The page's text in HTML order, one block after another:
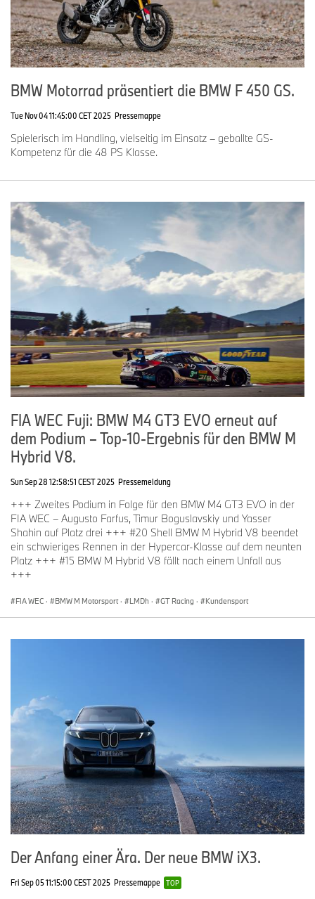
BMW Motorrad präsentiert die BMW F 450 GS.
Tue Nov 04 11:45:00 CET 2025 Pressemappe
Spielerisch im Handling, vielseitig im Einsatz – geballte GS-
Kompetenz für die 48 PS Klasse.
FIA WEC Fuji: BMW M4 GT3 EVO erneut auf
dem Podium – Top-10-Ergebnis für den BMW M
Hybrid V8.
Sun Sep 28 12:58:51 CEST 2025 Pressemeldung
+++ Zweites Podium in Folge für den BMW M4 GT3 EVO in der
FIA WEC – Augusto Farfus, Timur Boguslavskiy und Yasser
Shahin auf Platz drei +++ #20 Shell BMW M Hybrid V8 beendet
ein schwieriges Rennen in der Hypercar-Klasse auf dem neunten
Platz +++ #15 BMW M Hybrid V8 fällt nach einem Unfall aus
+++
FIA WEC · BMW M Motorsport · LMDh · GT Racing · Kundensport
Der Anfang einer Ära. Der neue BMW iX3.
Fri Sep 05 11:15:00 CEST 2025 Pressemappe TOP